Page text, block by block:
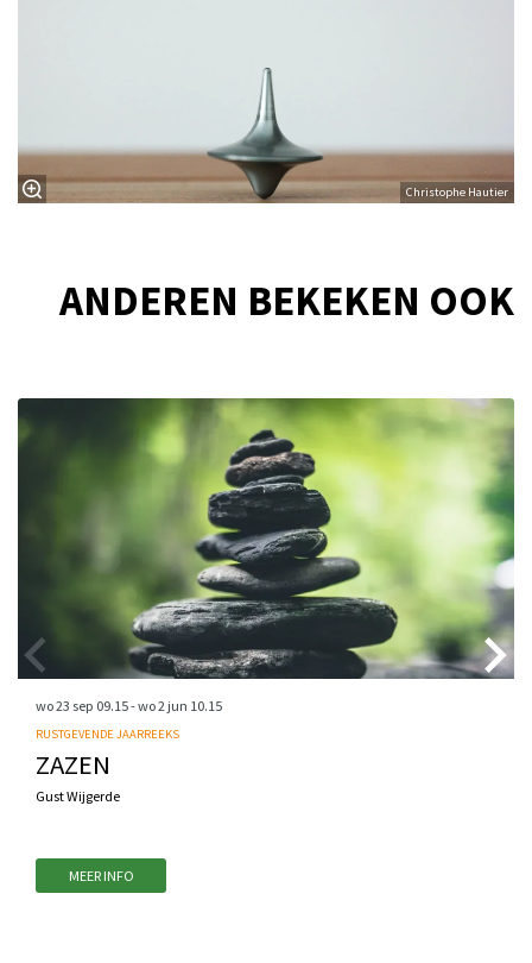
Christophe Hautier
ANDEREN BEKEKEN OOK
ZAZEN
Gust Wijgerde
RUSTGEVENDE JAARREEKS
wo 23 sep 09.15-wo 2 jun 10.15
MEER INFO